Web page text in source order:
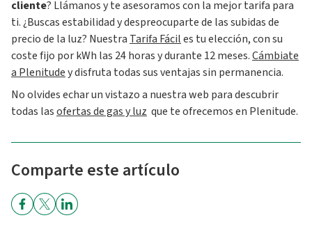
cliente? Llámanos y te asesoramos con la mejor tarifa para
ti. ¿Buscas estabilidad y despreocuparte de las subidas de
precio de la luz? Nuestra Tarifa Fáciles tu elección, con su
coste fijo por kWh las 24 horas y durante 12 meses.Cámbiate
a Plenitudey disfruta todas sus ventajas sin permanencia.
No olvides echar un vistazo a nuestra web para descubrir
todas lasofertas de gas y luz que te ofrecemos en Plenitude.
Comparte este artículo